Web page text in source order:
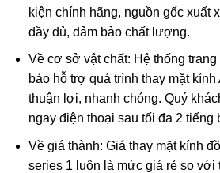
kiện chính hãng, nguồn gốc xuất
đầy đủ, đảm bảo chất lượng.
Về cơ sở vật chất: Hệ thống
bảo hỗ trợ quá trình thay mặt
thuận lợi, nhanh chóng. Quý
ngay điện thoại sau tối đa 2 tiếng
Về giá thành: Giá thay mặt kính
series 1 luôn là mức giá rẻ so